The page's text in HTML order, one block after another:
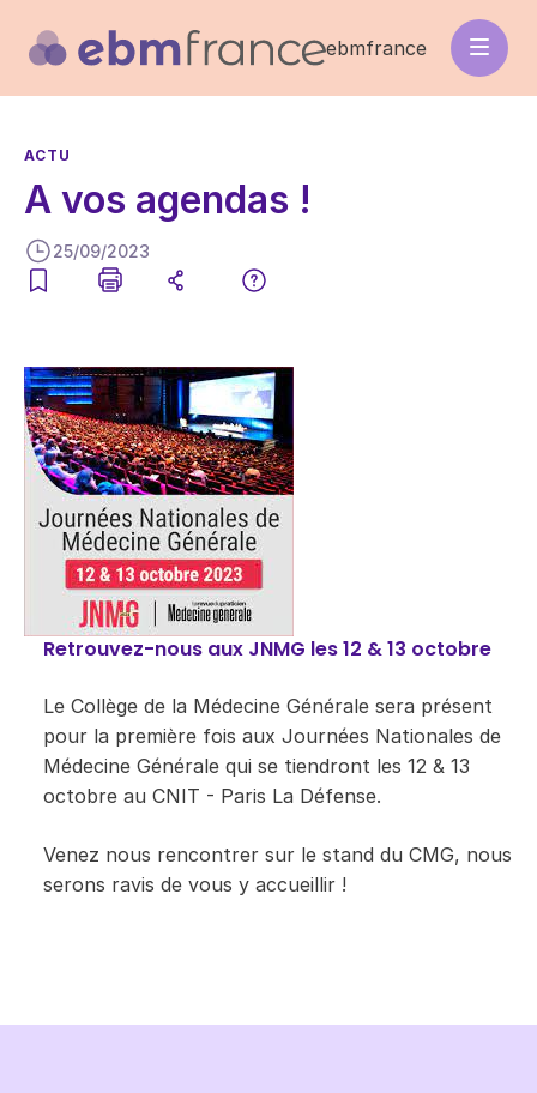
contenu
principal
ebmfrance
ACTU
A vos agendas !
25/09/2023
Image
Retrouvez-nous aux JNMG les 12 & 13 octobre
​Le Collège de la Médecine Générale sera présent
pour la première fois aux Journées Nationales de
Médecine Générale qui se tiendront les 12 & 13
octobre au CNIT - Paris La Défense.
Venez nous rencontrer sur le stand du CMG, nous
serons ravis de vous y accueillir !